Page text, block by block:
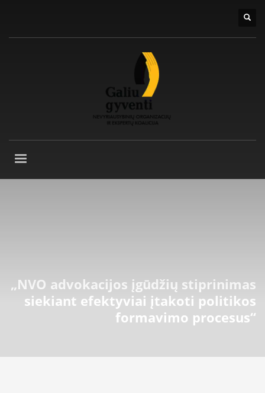
„NVO advokacijos įgūdžių stiprinimas
siekiant efektyviai įtakoti politikos
formavimo procesus“